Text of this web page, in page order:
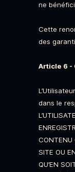
ne
Cette
des
Article 6 -
dans le
CONTENU
SITE OU
QU’EN